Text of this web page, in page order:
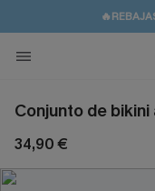
🚚ENVÍO
Conjunto de
34,90 €